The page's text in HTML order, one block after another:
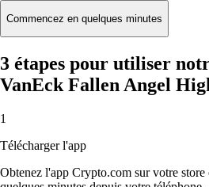
Commencez en quelques minutes
3 étapes pour utiliser
VanEck Fallen Angel
1
Télécharger l'app
Obtenez l'app Crypto.com sur votre